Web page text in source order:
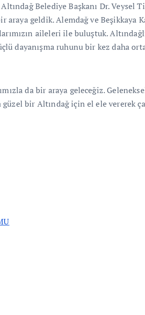
Belediye Başkanı Dr. Veysel
geldik. Alemdağ ve Beşikkaya
aileleri ile buluştuk.
dayanışma ruhunu bir kez daha
da bir araya geleceğiz.
bir Altındağ için el ele vererek